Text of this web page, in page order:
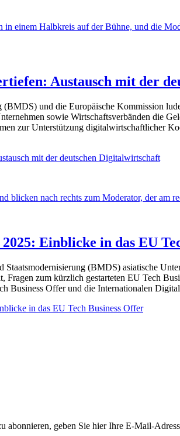
Austausch mit der
und die Europäische Kommission
sowie Wirtschaftsverbänden die
zur Unterstützung digitalwirtschaftlicher
mit der deutschen Digitalwirtschaft
Einblicke in das EU
(BMDS) asiatische
zum kürzlich gestarteten EU Tech
Business Offer und die Internationalen
in das EU Tech Business Offer
geben Sie hier Ihre E-Mail-